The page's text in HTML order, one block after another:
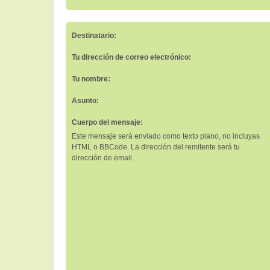
Destinatario:
Tu dirección de correo electrónico:
Tu nombre:
Asunto:
Cuerpo del mensaje:
Este mensaje será enviado como texto plano, no incluyas
HTML o BBCode. La dirección del remitente será tu
dirección de email.